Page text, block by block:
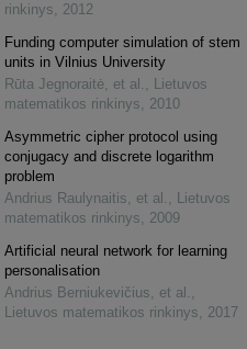
rinkinys, 2012
Funding computer simulation of stem
units in Vilnius University
Rūta Jegnoraitė, et al. , Lietuvos
matematikos rinkinys, 2010
Asymmetric cipher protocol using
conjugacy and discrete logarithm
problem
Andrius Raulynaitis, et al. , Lietuvos
matematikos rinkinys, 2009
Artificial neural network for learning
personalisation
Andrius Berniukevičius, et al. ,
Lietuvos matematikos rinkinys, 2017